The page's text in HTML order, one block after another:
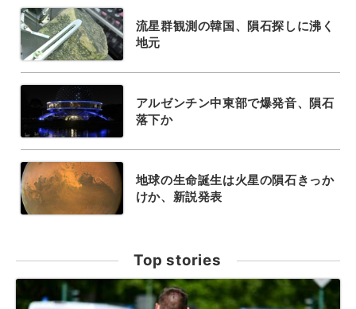
流星群観測の韓国、隕石探しに沸く
地元
アルゼンチン中東部で爆発音、隕石
落下か
地球の生命誕生は火星の隕石きっか
けか、新説発表
Top stories